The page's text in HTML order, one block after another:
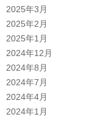
2025年3月
2025年2月
2025年1月
2024年12月
2024年8月
2024年7月
2024年4月
2024年1月